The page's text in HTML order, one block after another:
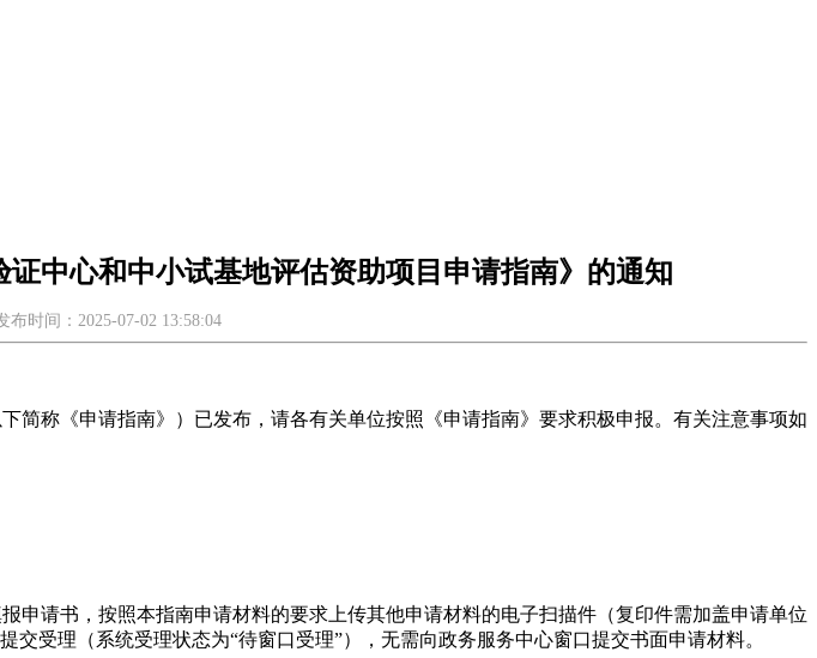
中心和中小试基地评估资助项目申请指南》的通知
布时间：2025-07-02 13:58:04
简称《申请指南》）已发布，请各有关单位按照《申请指南》要求积极申报。有关注意事项如
请书，按照本指南申请材料的要求上传其他申请材料的电子扫描件（复印件需加盖申请单位
受理（系统受理状态为“待窗口受理”），无需向政务服务中心窗口提交书面申请材料。